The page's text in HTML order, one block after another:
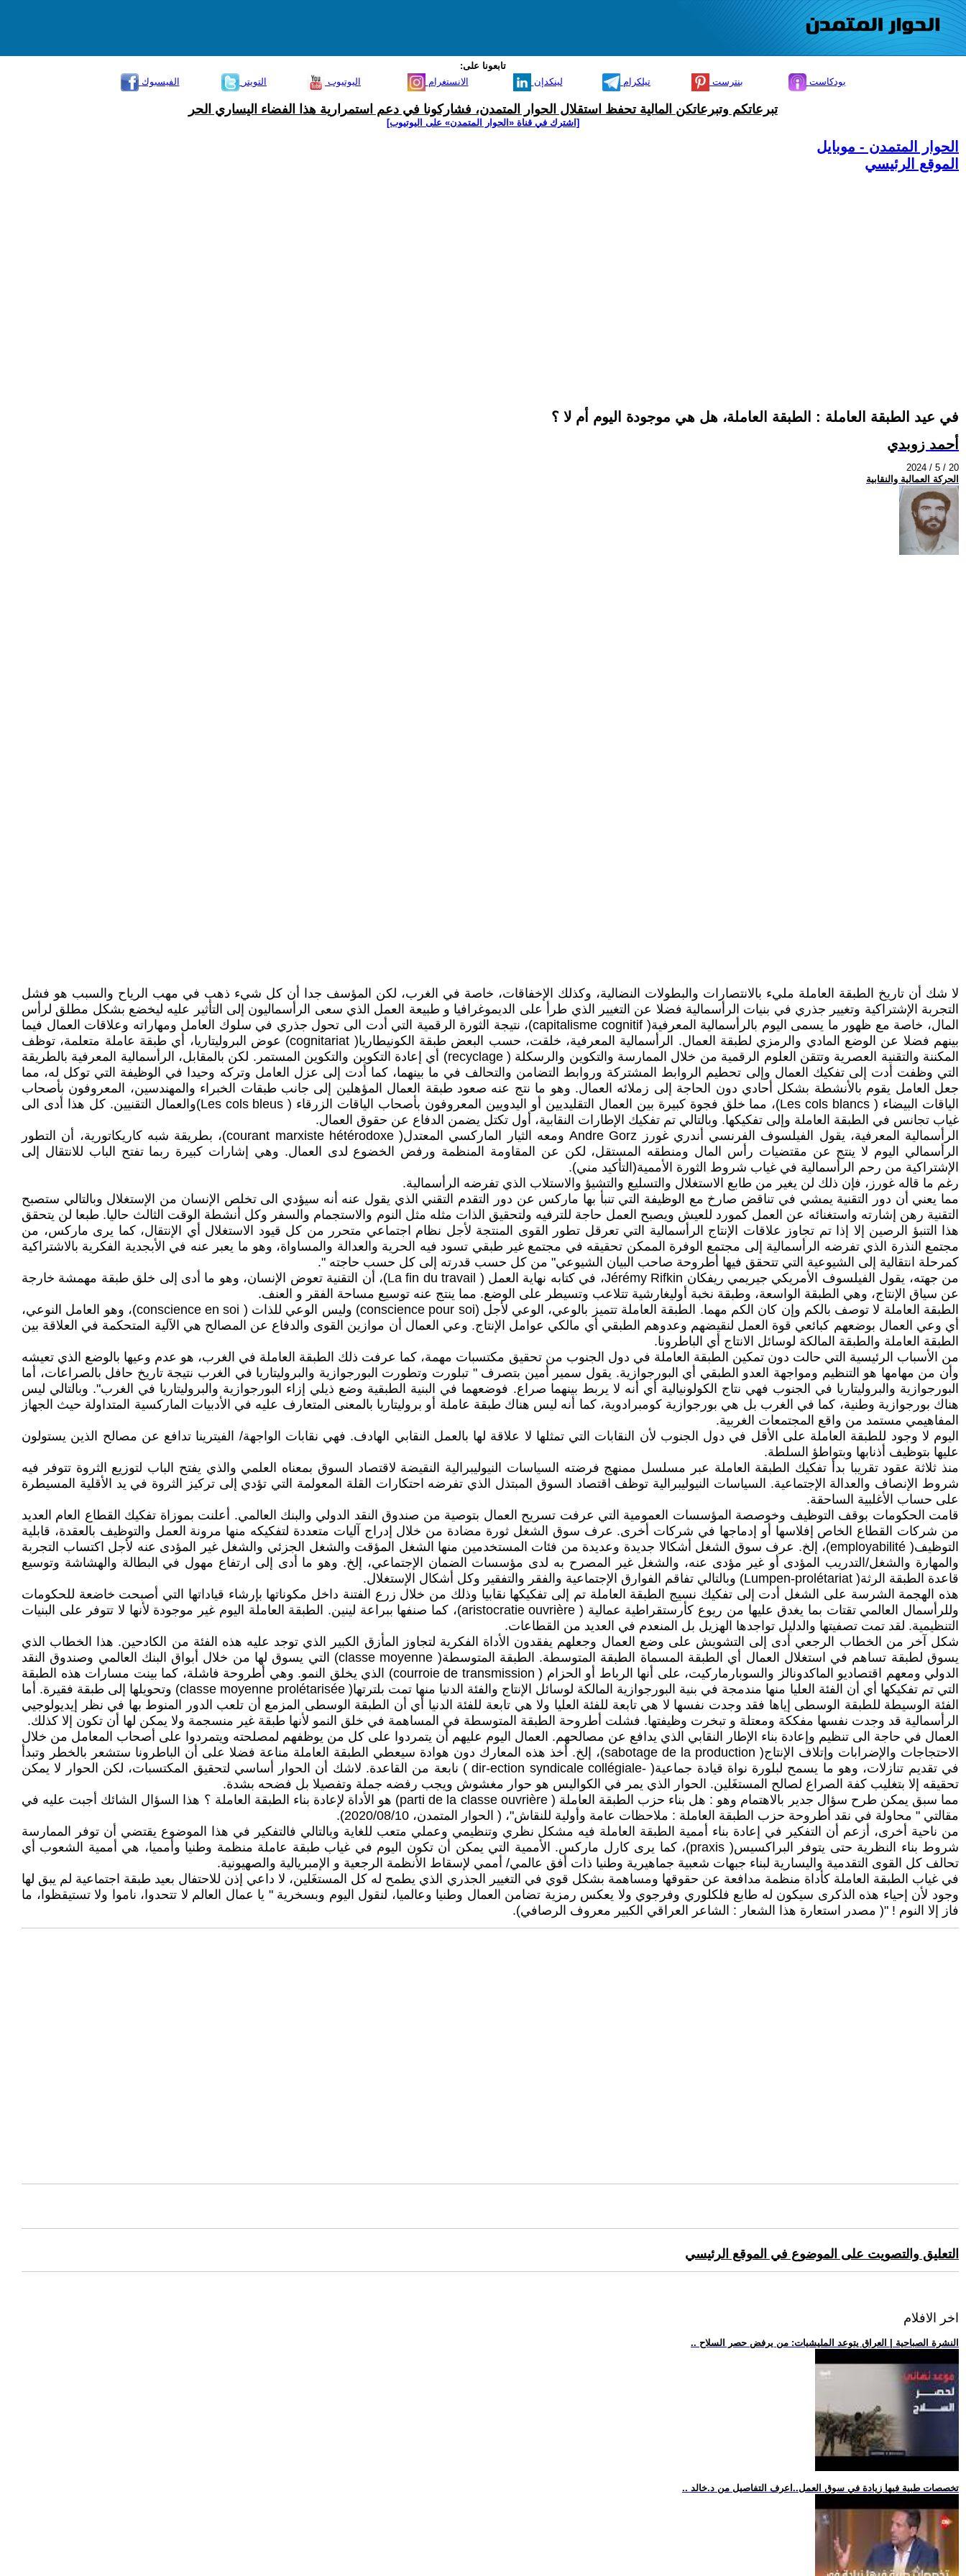
تابعونا على:
الفيسبوك
التويتر اليوتيوب الانستغرام لينكدإن تيلكرام بنترست بودكاست
تبرعاتكم وتبرعاتكن المالية تحفظ استقلال الحوار المتمدن، فشاركونا في دعم استمرارية هذا الفضاء اليساري الحر
[اشترك في قناة ‫«الحوار المتمدن» على اليوتيوب]
الحوار المتمدن - موبايل
الموقع الرئيسي
في عيد الطبقة العاملة : الطبقة العاملة، هل هي موجودة اليوم أم لا ؟
أحمد زوبدي
2024 / 5 / 20
الحركة العمالية والنقابية
لا شك أن تاريخ الطبقة العاملة مليء بالانتصارات والبطولات النضالية، وكذلك الإخفاقات، خاصة في الغرب، لكن المؤسف جدا أن كل شيء ذهب في مهب الرياح والسبب هو فشل
التجربة الإشتراكية وتغيير جذري في بنيات الرأسمالية فضلا عن التغيير الذي طرأ على الديموغرافيا و طبيعة العمل الذي سعى الرأسماليون إلى التأثير عليه ليخضع بشكل مطلق لرأس
المال، خاصة مع ظهور ما يسمى اليوم بالرأسمالية المعرفية( capitalisme cognitif)، نتيجة الثورة الرقمية التي أدت الى تحول جذري في سلوك العامل ومهاراته وعلاقات العمال فيما
بينهم فضلا عن الوضع المادي والرمزي لطبقة العمال. الرأسمالية المعرفية، خلقت، حسب البعض طبقة الكونيطاريا( cognitariat) عوض البروليتاريا، أي طبقة عاملة متعلمة، توظف
المكننة والتقنية العصرية وتتقن العلوم الرقمية من خلال الممارسة والتكوين والرسكلة ( recyclage) أي إعادة التكوين والتكوين المستمر. لكن بالمقابل، الرأسمالية المعرفية بالطريقة
التي وظفت أدت إلى تفكيك العمال وإلى تحطيم الروابط المشتركة وروابط التضامن والتحالف في ما بينهما، كما أدت إلى عزل العامل وتركه وحيدا في الوظيفة التي توكل له، مما
جعل العامل يقوم بالأنشطة بشكل أحادي دون الحاجة إلى زملائه العمال. وهو ما نتج عنه صعود طبقة العمال المؤهلين إلى جانب طبقات الخبراء والمهندسين، المعروفون بأصحاب
الياقات البيضاء ( Les cols blancs)، مما خلق فجوة كبيرة بين العمال التقليديين أو اليدويين المعروفون بأصحاب الياقات الزرقاء ( Les cols bleus)والعمال التقنيين. كل هذا أدى الى
غياب تجانس في الطبقة العاملة وإلى تفكيكها. وبالتالي تم تفكيك الإطارات النقابية، أول تكتل يضمن الدفاع عن حقوق العمال.
الرأسمالية المعرفية، يقول الفيلسوف الفرنسي أندري غورز Andre Gorz ومعه الثيار الماركسي المعتدل( courant marxiste hétérodoxe)، بطريقة شبه كاريكاتورية، أن التطور
الرأسمالي اليوم لا ينتج عن مقتضيات رأس المال ومنطقه المستقل، لكن عن المقاومة المنظمة ورفض الخضوع لدى العمال. وهي إشارات كبيرة ربما تفتح الباب للانتقال إلى
الإشتراكية من رحم الرأسمالية في غياب شروط الثورة الأممية(التأكيد مني).
رغم ما قاله غورز، فإن ذلك لن يغير من طابع الاستغلال والتسليع والتشيؤ والاستلاب الذي تفرضه الرأسمالية.
مما يعني أن دور التقنية يمشي في تناقض صارخ مع الوظيفة التي تنبأ بها ماركس عن دور التقدم التقني الذي يقول عنه أنه سيؤدي الى تخلص الإنسان من الإستغلال وبالتالي ستصبح
التقنية رهن إشارته واستغنائه عن العمل كمورد للعيش ويصبح العمل حاجة للترفيه ولتحقيق الذات مثله مثل النوم والاستجمام والسفر وكل أنشطة الوقت الثالث حاليا. طبعا لن يتحقق
هذا التنبؤ الرصين إلا إذا تم تجاوز علاقات الإنتاج الرأسمالية التي تعرقل تطور القوى المنتجة لأجل نظام اجتماعي متحرر من كل قيود الاستغلال أي الإنتقال، كما يرى ماركس، من
مجتمع النذرة الذي تفرضه الرأسمالية إلى مجتمع الوفرة الممكن تحقيقه في مجتمع غير طبقي تسود فيه الحرية والعدالة والمساواة، وهو ما يعبر عنه في الأبجدية الفكرية بالاشتراكية
كمرحلة انتقالية إلى الشيوعية التي تتحقق فيها أطروحة صاحب البيان الشيوعي" من كل حسب قدرته إلى كل حسب حاجته ".
من جهته، يقول الفيلسوف الأمريكي جيريمي ريفكان Jérémy Rifkin، في كتابه نهاية العمل ( La fin du travail)، أن التقنية تعوض الإنسان، وهو ما أدى إلى خلق طبقة مهمشة خارجة
عن سياق الإنتاج، وهي الطبقة الواسعة، وطبقة نخبة أوليغارشية تتلاعب وتسيطر على الوضع. مما ينتج عنه توسيع مساحة الفقر و العنف.
الطبقة العاملة لا توصف بالكم وإن كان الكم مهما. الطبقة العاملة تتميز بالوعي، الوعي لأجل (conscience pour soi) وليس الوعي للذات ( conscience en soi)، وهو العامل النوعي،
أي وعي العمال بوضعهم كبائعي قوة العمل لنقيضهم وعدوهم الطبقي أي مالكي عوامل الإنتاج. وعي العمال أن موازين القوى والدفاع عن المصالح هي الآلية المتحكمة في العلاقة بين
الطبقة العاملة والطبقة المالكة لوسائل الانتاج أي الباطرونا.
من الأسباب الرئيسية التي حالت دون تمكين الطبقة العاملة في دول الجنوب من تحقيق مكتسبات مهمة، كما عرفت ذلك الطبقة العاملة في الغرب، هو عدم وعيها بالوضع الذي تعيشه
وأن من مهامها هو التنظيم ومواجهة العدو الطبقي أي البورجوازية. يقول سمير أمين بتصرف " تبلورت وتطورت البورجوازية والبروليتاريا في الغرب نتيجة تاريخ حافل بالصراعات، أما
البورجوازية والبروليتاريا في الجنوب فهي نتاج الكولونيالية أي أنه لا يربط بينهما صراع. فوضعهما في البنية الطبقية وضع ذيلي إزاء البورجوازية والبروليتاريا في الغرب". وبالتالي ليس
هناك بورجوازية وطنية، كما في الغرب بل هي بورجوازية كومبرادوية، كما أنه ليس هناك طبقة عاملة أو بروليتاريا بالمعنى المتعارف عليه في الأدبيات الماركسية المتداولة حيث الجهاز
المفاهيمي مستمد من واقع المجتمعات الغربية.
اليوم لا وجود للطبقة العاملة على الأقل في دول الجنوب لأن النقابات التي تمثلها لا علاقة لها بالعمل النقابي الهادف. فهي نقابات الواجهة/ الفيترينا تدافع عن مصالح الذين يستولون
عليها بتوظيف أذنابها وبتواطؤ السلطة.
منذ ثلاثة عقود تقريبا بدأ تفكيك الطبقة العاملة عبر مسلسل ممنهج فرضته السياسات النيوليبرالية النقيضة لاقتصاد السوق بمعناه العلمي والذي يفتح الباب لتوزيع الثروة تتوفر فيه
شروط الإنصاف والعدالة الإجتماعية. السياسات النيوليبرالية توظف اقتصاد السوق المبتذل الذي تفرضه احتكارات القلة المعولمة التي تؤدي إلى تركيز الثروة في يد الأقلية المسيطرة
على حساب الأغلبية الساحقة.
قامت الحكومات بوقف التوظيف وخوصصة المؤسسات العمومية التي عرفت تسريح العمال بتوصية من صندوق النقد الدولي والبنك العالمي. أعلنت بموزاة تفكيك القطاع العام العديد
من شركات القطاع الخاص إفلاسها أو إدماجها في شركات أخرى. عرف سوق الشغل ثورة مضادة من خلال إدراج آليات متعددة لتفكيكه منها مرونة العمل والتوظيف بالعقدة، قابلية
التوظيف( employabilité)، إلخ. عرف سوق الشغل أشكالا جديدة وعديدة من فئات المستخدمين منها الشغل المؤقت والشغل الجزئي والشغل غير المؤدى عنه لأجل اكتساب التجربة
والمهارة والشغل/التدريب المؤدى أو غير مؤدى عنه، والشغل غير المصرح به لدى مؤسسات الضمان الإجتماعي، إلخ. وهو ما أدى إلى ارتفاع مهول في البطالة والهشاشة وتوسيع
قاعدة الطبقة الرثة( Lumpen-prolétariat) وبالتالي تفاقم الفوارق الإجتماعية والفقر والتفقير وكل أشكال الإستغلال.
هذه الهجمة الشرسة على الشغل أدت إلى تفكيك نسيج الطبقة العاملة تم إلى تفكيكها نقابيا وذلك من خلال زرع الفتنة داخل مكوناتها بإرشاء قياداتها التي أصبحت خاضعة للحكومات
وللرأسمال العالمي تقتات بما يغدق عليها من ريوع كأرستقراطية عمالية ( aristocratie ouvrière)، كما صنفها ببراعة لينين. الطبقة العاملة اليوم غير موجودة لأنها لا تتوفر على البنيات
التنظيمية. لقد تمت تصفيتها والدليل تواجدها الهزيل بل المنعدم في العديد من القطاعات.
شكل آخر من الخطاب الرجعي أدى إلى التشويش على وضع العمال وجعلهم يفقدون الأداة الفكرية لتجاوز المأزق الكبير الذي توجد عليه هذه الفئة من الكادحين. هذا الخطاب الذي
يسوق لطبقة تساهم في استغلال العمال أي الطبقة المسماة الطبقة المتوسطة. الطبقة المتوسطة( classe moyenne) التي يسوق لها من خلال أبواق البنك العالمي وصندوق النقد
الدولي ومعهم اقتصاديو الماكدونالز والسوبارماركيت، على أنها الرباط أو الحزام ( courroie de transmission) الذي يخلق النمو. وهي أطروحة فاشلة، كما بينت مسارات هذه الطبقة
التي تم تفكيكها أي أن الفئة العليا منها مندمجة في بنية البورجوازية المالكة لوسائل الإنتاج والفئة الدنيا منها تمت بلترتها( classe moyenne prolétarisée) وتحويلها إلى طبقة فقيرة. أما
الفئة الوسيطة للطبقة الوسطى إياها فقد وجدت نفسها لا هي تابعة للفئة العليا ولا هي تابعة للفئة الدنيا أي أن الطبقة الوسطى المزمع أن تلعب الدور المنوط بها في نظر إيديولوجيي
الرأسمالية قد وجدت نفسها مفككة ومعتلة و تبخرت وظيفتها. فشلت أطروحة الطبقة المتوسطة في المساهمة في خلق النمو لأنها طبقة غير منسجمة ولا يمكن لها أن تكون إلا كذلك.
العمال في حاجة الى تنظيم وإعادة بناء الإطار النقابي الذي يدافع عن مصالحهم. العمال اليوم عليهم أن يتمردوا على كل من يوظفهم لمصلحته ويتمردوا على أصحاب المعامل من خلال
الاحتجاجات والإضرابات وإتلاف الإنتاج( sabotage de la production)، إلخ. أخذ هذه المعارك دون هوادة سيعطي الطبقة العاملة مناعة فضلا على أن الباطرونا ستشعر بالخطر وتبدأ
في تقديم تنازلات، وهو ما يسمح لبلورة نواة قيادة جماعية( -dir-ection syndicale collégiale ) نابعة من القاعدة. لاشك أن الحوار أساسي لتحقيق المكتسبات، لكن الحوار لا يمكن
تحقيقه إلا بتغليب كفة الصراع لصالح المستغَلين. الحوار الذي يمر في الكواليس هو حوار مغشوش ويجب رفضه جملة وتفصيلا بل فضحه بشدة.
مما سبق يمكن طرح سؤال جدير بالاهتمام وهو : هل بناء حزب الطبقة العاملة ( parti de la classe ouvrière) هو الأداة لإعادة بناء الطبقة العاملة ؟ هذا السؤال الشائك أجبت عليه في
مقالتي " محاولة في نقد أطروحة حزب الطبقة العاملة : ملاحظات عامة وأولية للنقاش"، ( الحوار المتمدن، 2020/08/10).
من ناحية أخرى، أزعم أن التفكير في إعادة بناء أممية الطبقة العاملة فيه مشكل نظري وتنظيمي وعملي متعب للغاية وبالتالي فالتفكير في هذا الموضوع يقتضي أن توفر الممارسة
شروط بناء النظرية حتى يتوفر البراكسيس( praxis)، كما يرى كارل ماركس. الأممية التي يمكن أن تكون اليوم في غياب طبقة عاملة منظمة وطنيا وأمميا، هي أممية الشعوب أي
تحالف كل القوى التقدمية واليسارية لبناء جبهات شعبية جماهيرية وطنيا ذات أفق عالمي/ أممي لإسقاط الأنظمة الرجعية و الإمبريالية والصهيونية.
في غياب الطبقة العاملة كأداة منظمة مدافعة عن حقوقها ومساهمة بشكل قوي في التغيير الجذري الذي يطمح له كل المستغَلين، لا داعي إذن للاحتفال بعيد طبقة اجتماعية لم يبق لها
وجود لأن إحياء هذه الذكرى سيكون له طابع فلكلوري وفرجوي ولا يعكس رمزية تضامن العمال وطنيا وعالميا، لنقول اليوم وبسخرية " يا عمال العالم لا تتحدوا، ناموا ولا تستيقظوا، ما
فاز إلا النوم ! "( مصدر استعارة هذا الشعار : الشاعر العراقي الكبير معروف الرصافي).
التعليق والتصويت على الموضوع في الموقع الرئيسي
اخر الافلام
.. النشرة الصباحية | العراق يتوعد المليشيات: من يرفض حصر السلاح
.. تخصصات طبية فيها زيادة في سوق العمل..اعرف التفاصيل من د.خالد